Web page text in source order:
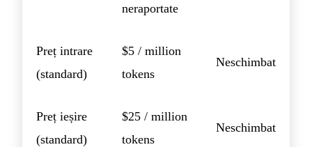
neraportate
Preț intrare
(standard)
$5 / million
tokens
Neschimbat
Preț ieșire
(standard)
$25 / million
tokens
Neschimbat